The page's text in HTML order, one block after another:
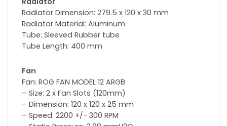
Radiator Dimension: 279.5 x 120 x 30 mm
Radiator Material: Aluminum
Tube: Sleeved Rubber tube
Tube Length: 400 mm
Fan
Fan: ROG FAN MODEL 12 ARGB
– Size: 2 x Fan Slots (120mm)
– Dimension: 120 x 120 x 25 mm
– Speed: 2200 +/- 300 RPM